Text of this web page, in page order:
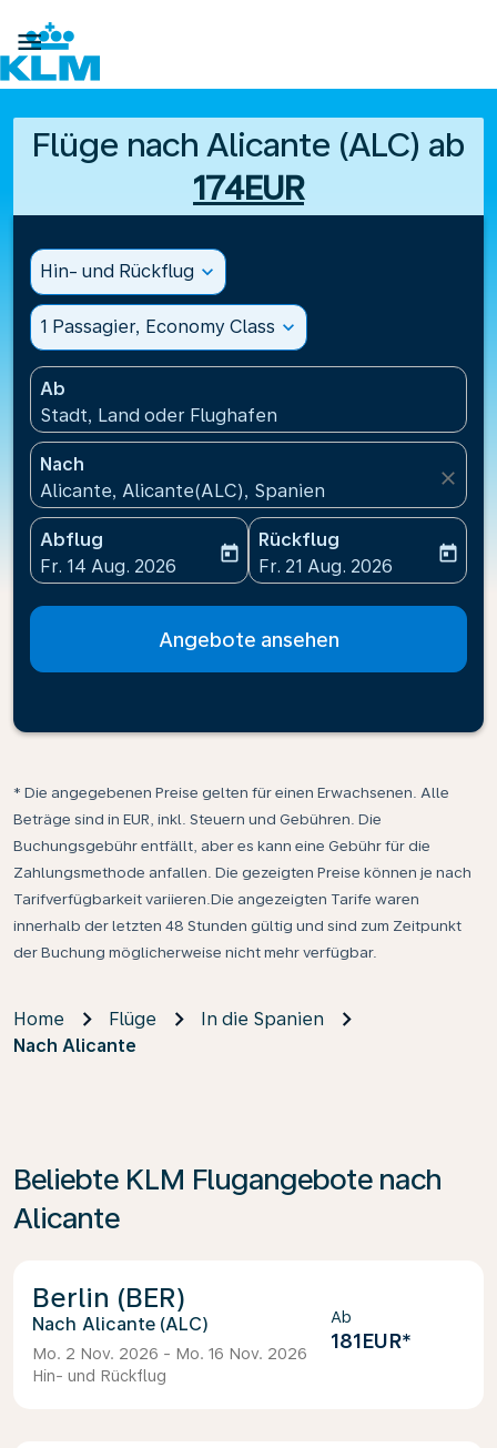

Flüge nach Alicante (ALC) ab
174EUR
Hin- und Rückflug expand_more
1 Passagier, Economy Class expand_more
Ab
Stadt, Land oder Flughafen
Nach
Alicante, Alicante(ALC), Spanien
close
Abflug
fc-booking-departure-date-aria-label
Fr. 14 Aug. 2026
today
Rückflug
fc-booking-return-date-
Fr. 21 Aug. 2026
today
Angebote ansehen
* Die angegebenen Preise gelten für einen Erwachsenen. Alle
Beträge sind in EUR, inkl. Steuern und Gebühren. Die
Buchungsgebühr entfällt, aber es kann eine Gebühr für die
Zahlungsmethode anfallen. Die gezeigten Preise können je nach
Tarifverfügbarkeit variieren.Die angezeigten Tarife waren
innerhalb der letzten 48 Stunden gültig und sind zum Zeitpunkt
der Buchung möglicherweise nicht mehr verfügbar.
Home Flüge
In die Spanien
Nach Alicante
Beliebte KLM Flugangebote nach
Alicante
Berlin (BER)
Alicante (ALC)
Mo. 2 Nov. 2026 - Mo. 16 Nov. 2026
Hin- und Rückflug
Ab
181EUR*